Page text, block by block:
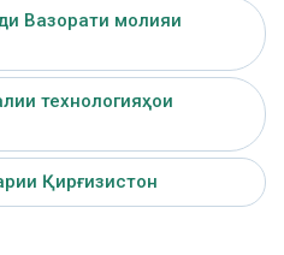
Вазорати молияи
технологияҳои
Қирғизистон